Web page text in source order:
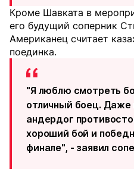
Кроме Шавката в
его будущий соперник
Американец считает
поединка.
"Я люблю смотреть
отличный боец. Даже
андердог
хороший бой и
финале", - заявил